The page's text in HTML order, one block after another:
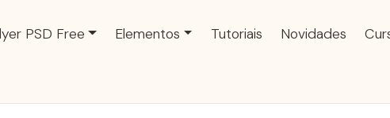
PSD Free Elementos Tutoriais Novidades